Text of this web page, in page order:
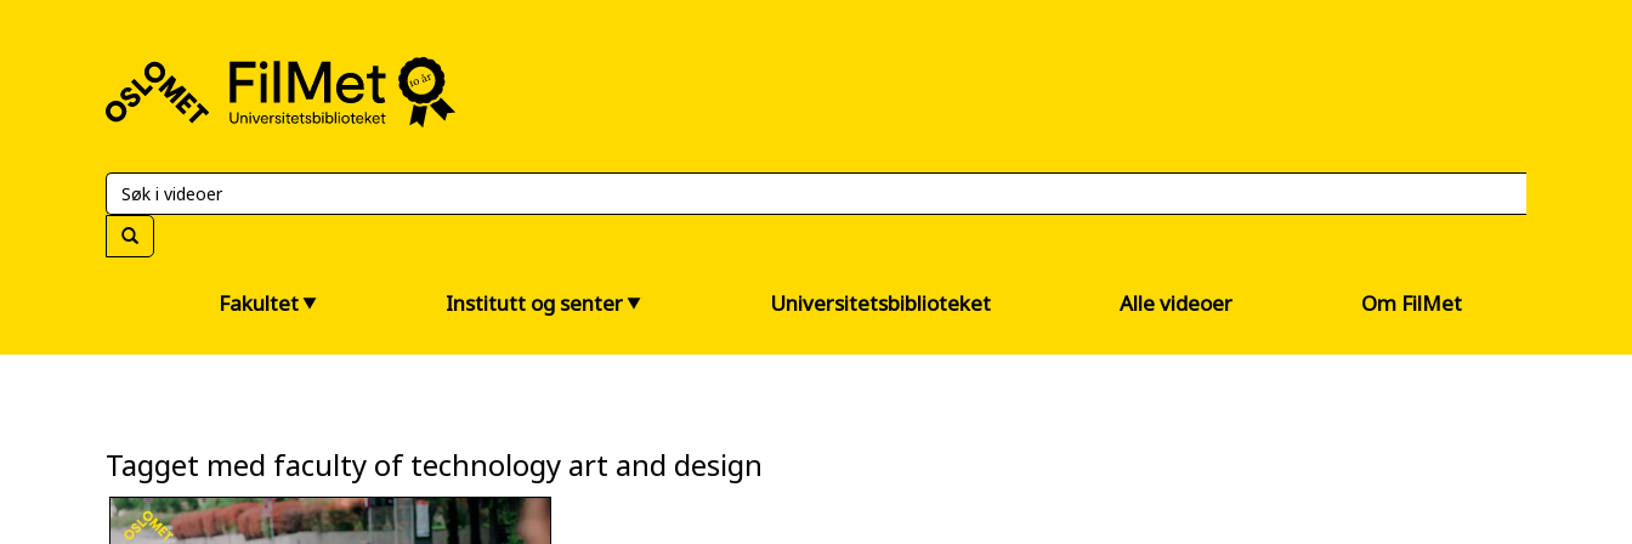
Universitetsbiblioteket
Fakultet Institutt og senter Universitetsbiblioteket Alle videoer Om FilMet
Tagget med faculty of technology art and design